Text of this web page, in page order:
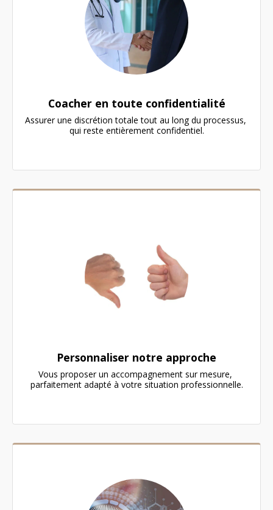
Coacher en toute confidentialité
Assurer une discrétion totale tout au long du processus,
qui reste entièrement confidentiel.
Personnaliser notre approche
Vous proposer un accompagnement sur mesure,
parfaitement adapté à votre situation professionnelle.